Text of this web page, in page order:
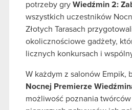
potrzeby gry Wiedźmin 2:
wszystkich uczestników
Złotych Tarasach
okolicznościowe gadżety,
licznych konkursach i
W każdym z salonów Empik,
Nocnej Premierze
możliwość poznania